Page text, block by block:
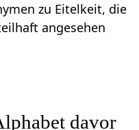
zu Eitelkeit, die
angesehen
davor